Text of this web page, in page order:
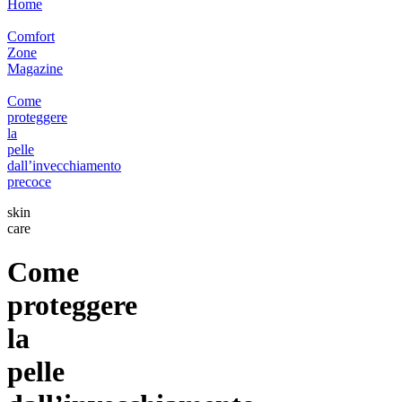
Home
Comfort
Zone
Magazine
Come
proteggere
la
pelle
dall’invecchiamento
precoce
skin
care
Come
proteggere
la
pelle